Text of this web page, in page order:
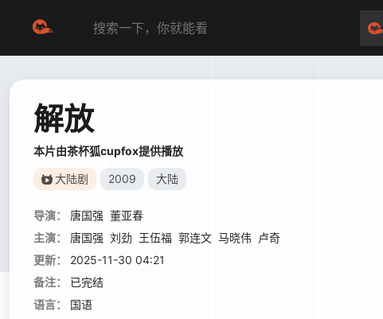
解放
本片由茶杯狐cupfox提供播放
大陆剧 2009 大陆
导演： 唐国强 董亚春
主演：
唐国强 刘劲 王伍福 郭连文 马晓伟 卢奇
更新：
2025-11-30 04:21
备注：
已完结
语言：
国语